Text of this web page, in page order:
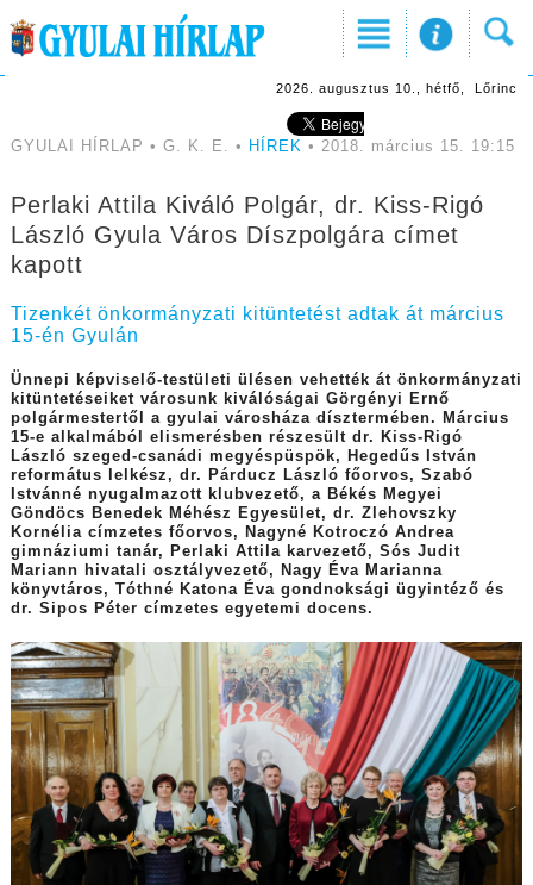
2026. augusztus 10., hétfő, Lőrinc
GYULAI HÍRLAP • G. K. E. • HÍREK • 2018. március 15. 19:15
Perlaki Attila Kiváló Polgár, dr. Kiss-Rigó
László Gyula Város Díszpolgára címet
kapott
Tizenkét önkormányzati kitüntetést adtak át március
15-én Gyulán
Ünnepi képviselő-testületi ülésen vehették át önkormányzati
kitüntetéseiket városunk kiválóságai Görgényi Ernő
polgármestertől a gyulai városháza dísztermében. Március
15-e alkalmából elismerésben részesült dr. Kiss-Rigó
László szeged-csanádi megyéspüspök, Hegedűs István
református lelkész, dr. Párducz László főorvos, Szabó
Istvánné nyugalmazott klubvezető, a Békés Megyei
Göndöcs Benedek Méhész Egyesület, dr. Zlehovszky
Kornélia címzetes főorvos, Nagyné Kotroczó Andrea
gimnáziumi tanár, Perlaki Attila karvezető, Sós Judit
Mariann hivatali osztályvezető, Nagy Éva Marianna
könyvtáros, Tóthné Katona Éva gondnoksági ügyintéző és
dr. Sipos Péter címzetes egyetemi docens.